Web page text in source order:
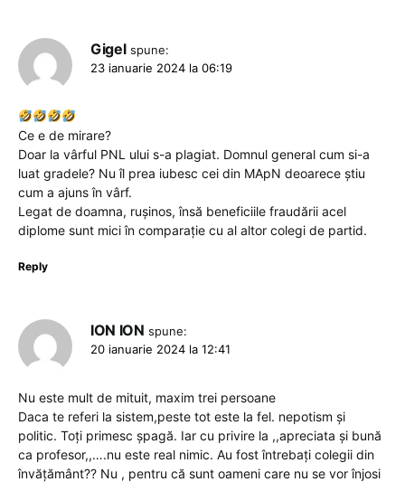
Gigel spune:
23 ianuarie 2024 la 06:19
Ce e de mirare?
Doar la vârful PNL ului s-a plagiat. Domnul general cum si-a
luat gradele? Nu îl prea iubesc cei din MApN deoarece știu
cum a ajuns în vârf.
Legat de doamna, rușinos, însă beneficiile fraudării acel
diplome sunt mici în comparație cu al altor colegi de partid.
Reply
ION ION spune:
20 ianuarie 2024 la 12:41
Nu este mult de mituit, maxim trei persoane
Daca te referi la sistem,peste tot este la fel. nepotism și
politic. Toți primesc șpagă. Iar cu privire la ,,apreciata și bună
ca profesor,,….nu este real nimic. Au fost întrebați colegii din
învățământ?? Nu , pentru că sunt oameni care nu se vor înjosi